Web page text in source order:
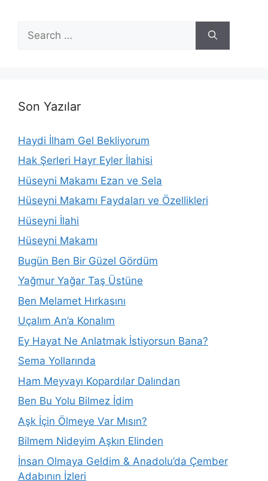
for:
Son Yazılar
Haydi İlham Gel Bekliyorum
Hak Şerleri Hayr Eyler İlahisi
Hüseyni Makamı Ezan ve Sela
Hüseyni Makamı Faydaları ve Özellikleri
Hüseyni İlahi
Hüseyni Makamı
Bugün Ben Bir Güzel Gördüm
Yağmur Yağar Taş Üstüne
Ben Melamet Hırkasını
Uçalım An’a Konalım
Ey Hayat Ne Anlatmak İstiyorsun Bana?
Sema Yollarında
Ham Meyvayı Kopardılar Dalından
Ben Bu Yolu Bilmez İdim
Aşk İçin Ölmeye Var Mısın?
Bilmem Nideyim Aşkın Elinden
İnsan Olmaya Geldim & Anadolu’da Çember
Adabının İzleri